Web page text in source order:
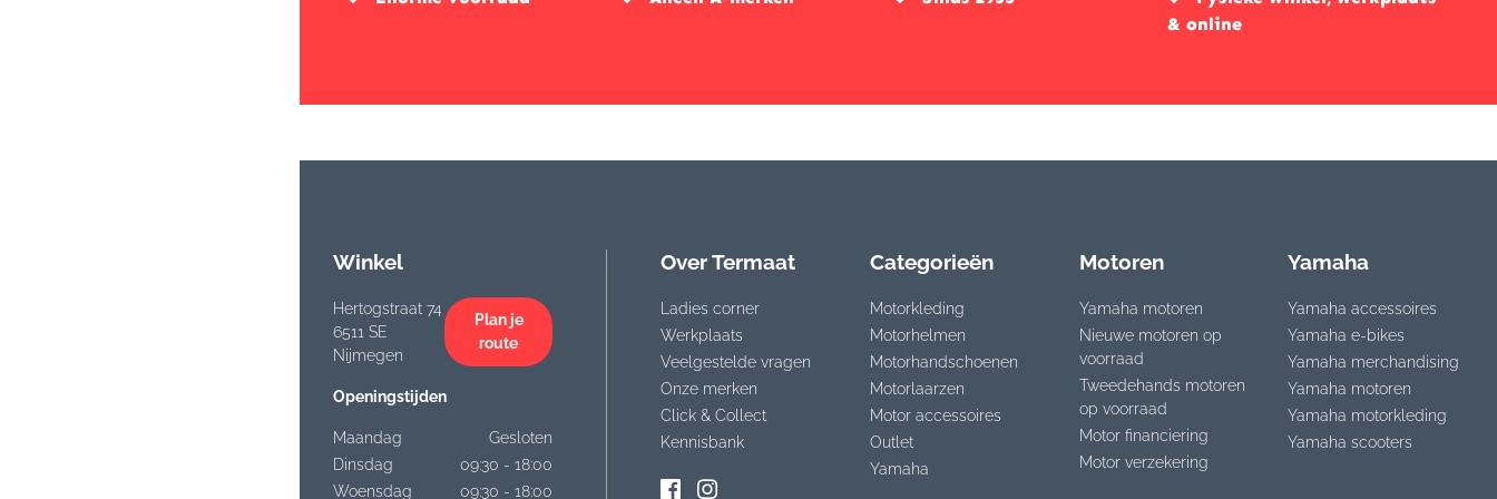
& online
Winkel
Hertogstraat 74
6511 SE
Nijmegen
Plan je
route
Openingstijden
Maandag
Gesloten
Dinsdag
09:30 - 18:00
Woensdag
09:30 - 18:00
Over Termaat
Ladies corner
Werkplaats
Veelgestelde vragen
Onze merken
Click & Collect
Kennisbank
Categorieën
Motorkleding
Motorhelmen
Motorhandschoenen
Motorlaarzen
Motor accessoires
Outlet
Yamaha
Motoren
Yamaha motoren
Nieuwe motoren op
voorraad
Tweedehands motoren
op voorraad
Motor financiering
Motor verzekering
Yamaha
Yamaha accessoires
Yamaha e-bikes
Yamaha merchandising
Yamaha motoren
Yamaha motorkleding
Yamaha scooters